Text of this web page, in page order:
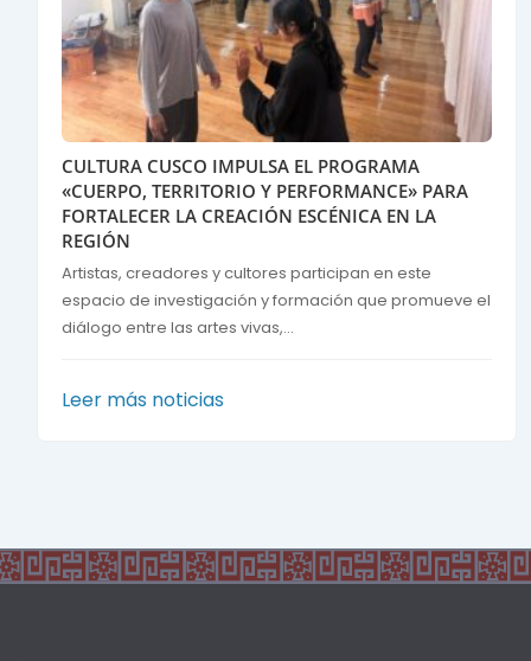
CULTURA CUSCO IMPULSA EL PROGRAMA
«CUERPO, TERRITORIO Y PERFORMANCE» PARA
FORTALECER LA CREACIÓN ESCÉNICA EN LA
REGIÓN
Artistas, creadores y cultores participan en este
espacio de investigación y formación que promueve el
diálogo entre las artes vivas,...
Leer más noticias